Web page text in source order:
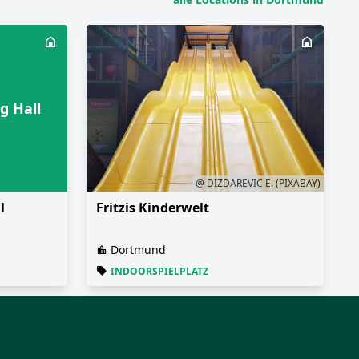
Hall
@ DIZDAREVIC E. (PIXABAY)
Fritzis Kinderwelt
Dortmund
INDOORSPIELPLATZ